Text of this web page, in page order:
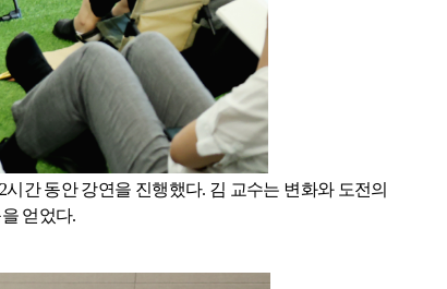
시간 동안 강연을 진행했다. 김 교수는 변화와 도전의
얻었다.